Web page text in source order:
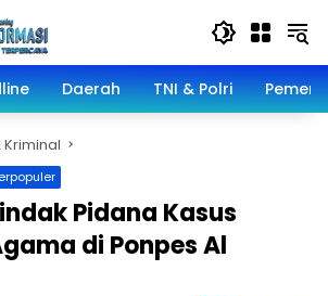
Daerah TNI & Polri
Kriminal
Pidana Kasus
di Ponpes Al